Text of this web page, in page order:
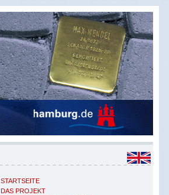
STARTSEITE
DAS PROJEKT